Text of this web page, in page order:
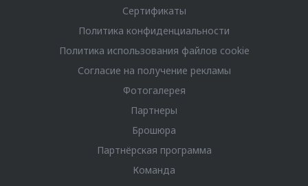
Сертификаты
Политика конфиденциальности
Политика использования файлов cookie
Согласие на получение рекламы
Фотогалерея
Партнеры
Брошюра
Партнёрская программа
Команда